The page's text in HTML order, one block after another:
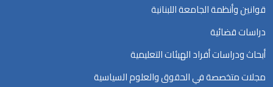
قوانين وأنظمة الجامعة اللبنانية
دراسات قضائية
أبحاث ودراسات أفراد الهيئات التعليمية
مجلات متخصصة في الحقوق والعلوم السياسية